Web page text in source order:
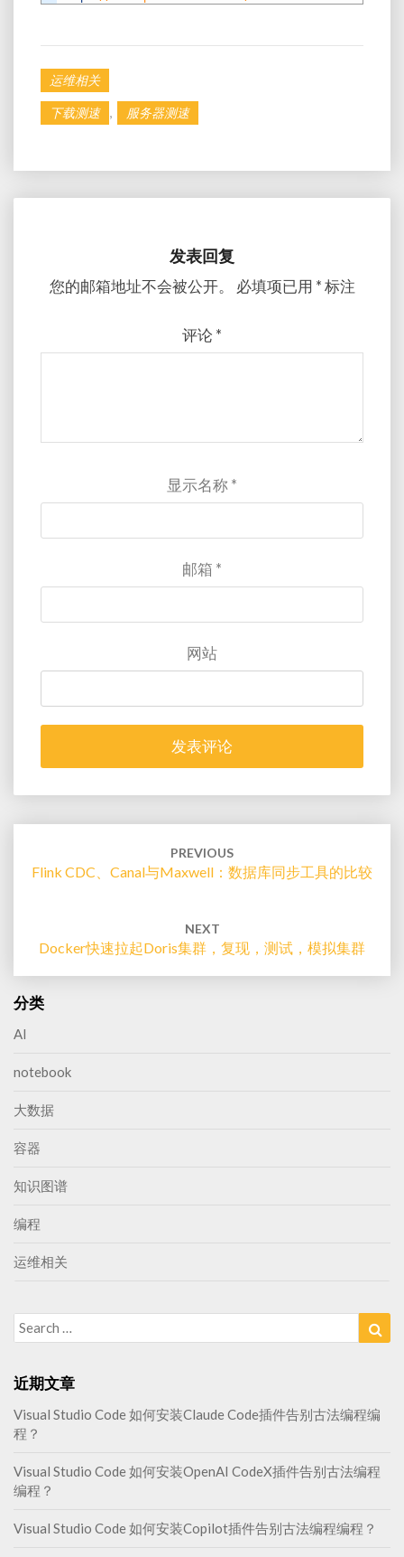
运维相关
下载测速 , 服务器测速
发表回复
您的邮箱地址不会被公开。 必填项已用 *标注
评论 *
显示名称*
邮箱 *
网站
PREVIOUS
Flink CDC、Canal与Maxwell：数据库同步工具的比较
NEXT
Docker快速拉起Doris集群，复现，测试，模拟集群
分类
AI
notebook
大数据
容器
知识图谱
编程
运维相关
Search
for:
近期文章
Visual Studio Code 如何安装Claude Code插件告别古法编程编
程？
Visual Studio Code 如何安装OpenAI CodeX插件告别古法编程
编程？
Visual Studio Code 如何安装Copilot插件告别古法编程编程？